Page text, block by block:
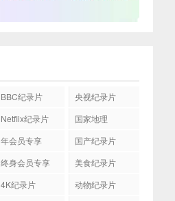
BBC纪录片
央视纪录片
Netflix纪录片
国家地理
年会员专享
国产纪录片
终身会员专享
美食纪录片
4K纪录片
动物纪录片